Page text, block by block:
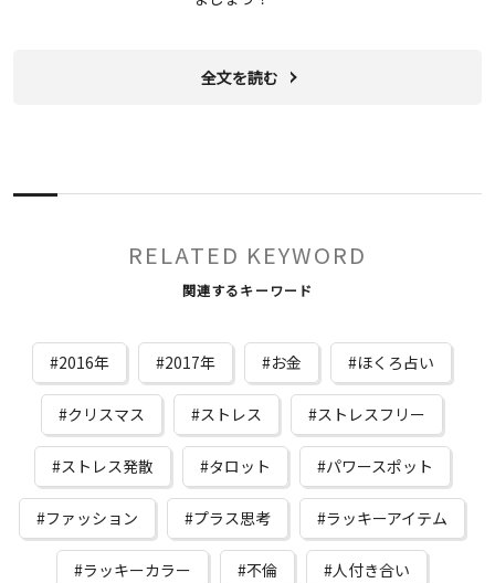
全文を読む
RELATED KEYWORD
関連するキーワード
2016年 2017年 お金 ほくろ占い
クリスマス ストレス ストレスフリー
ストレス発散 タロット パワースポット
ファッション プラス思考 ラッキーアイテム
ラッキーカラー 不倫 人付き合い